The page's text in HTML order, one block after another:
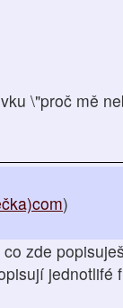
\"proč mě
)
zde
jednotlifé